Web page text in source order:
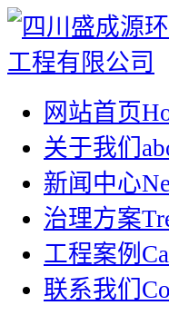
网站首页
关于我们
新闻中心
治理方案
工程案例
联系我们